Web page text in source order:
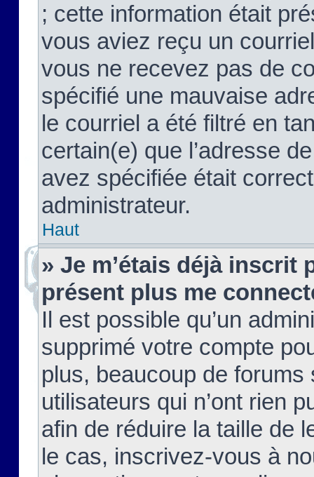
; cette information était
vous aviez reçu un
vous ne recevez pas de
spécifié une mauvaise
le courriel a été filtré en
certain(e) que l’adresse
avez spécifiée était
administrateur.
Haut
» Je m’étais déjà inscrit
présent plus me
Il est possible qu’un
supprimé votre compte
plus, beaucoup de
utilisateurs qui n’ont rien
afin de réduire la taille de
le cas, inscrivez-vous à